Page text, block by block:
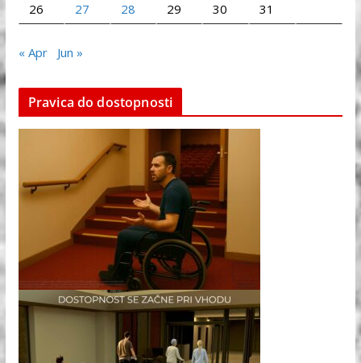
26
27 28 29 30 31
« Apr Jun »
Pravica do dostopnosti